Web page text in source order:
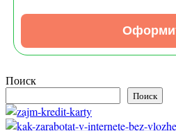
Поиск
Поиск